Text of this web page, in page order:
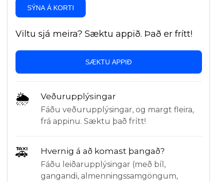
SÝNA Á KORTI
Viltu sjá meira? Sæktu appið. Það er frítt!
SÆKTU APPIÐ
🌦 Veðurupplýsingar
Fáðu veðurupplýsingar, og margt fleira,
frá appinu. Sæktu það frítt!
🚕 Hvernig á að komast þangað?
Fáðu leiðarupplýsingar (með bíl,
gangandi, almenningssamgöngum,